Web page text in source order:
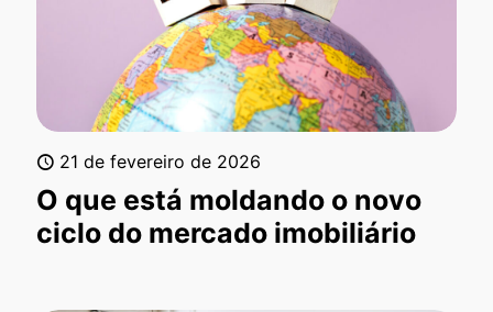
21 de fevereiro de 2026
O que está moldando o novo
ciclo do mercado imobiliário